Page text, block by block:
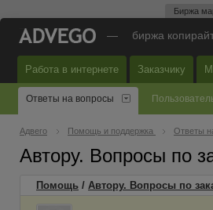
Биржа
— биржа
Работа в интернете Заказчику
Ответы на вопросы
Адвего Помощь и поддержка Ответы
Автору. Вопросы по
Помощь / Автору. Вопросы по